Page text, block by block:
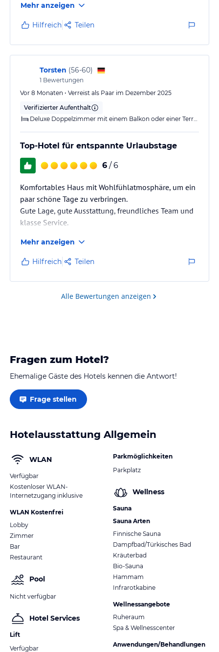
Mehr anzeigen
Hilfreich Teilen
Torsten (56-60)
1 Bewertungen
Vor 8 Monaten • Verreist als Paar im Dezember 2025
Verifizierter Aufenthalt
Top-Hotel für entspannte Urlaubstage
6 / 6
Komfortables Haus mit Wohlfühlatmosphäre, um ein
paar schöne Tage zu verbringen.
Gute Lage, gute Ausstattung, freundliches Team und
klasse Service.
Mehr anzeigen
Hilfreich Teilen
Alle Bewertungen anzeigen
Fragen zum Hotel?
Ehemalige Gäste des Hotels kennen die Antwort!
Frage stellen
Hotelausstattung Allgemein
WLAN
Verfügbar
Kostenloser WLAN-
Internetzugang inklusive
WLAN Kostenfrei
Lobby
Zimmer
Bar
Restaurant
Pool
Nicht verfügbar
Hotel Services
Lift
Verfügbar
Parkmöglichkeiten
Parkplatz
Wellness
Sauna
Sauna Arten
Finnische Sauna
Dampfbad/Türkisches Bad
Kräuterbad
Bio-Sauna
Hammam
Infrarotkabine
Wellnessangebote
Ruheraum
Spa & Wellnesscenter
Anwendungen/Behandlungen